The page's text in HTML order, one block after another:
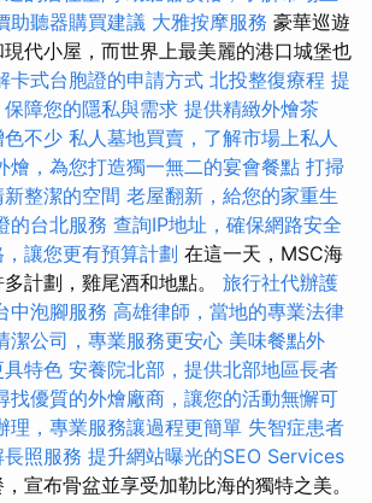
助聽器購買建議 大雅按摩服務 豪華巡遊
代小屋，而世界上最美麗的港口城堡也
卡式台胞證的申請方式 北投整復療程 提
障您的隱私與需求 提供精緻外燴茶
不少 私人墓地買賣，了解市場上私人
燴，為您打造獨一無二的宴會餐點 打掃
整潔的空間 老屋翻新，給您的家重生
的台北服務 查詢IP地址，確保網路安全
讓您更有預算計劃 在這一天，MSC海
計劃，雞尾酒和地點。 旅行社代辦護
中泡腳服務 高雄律師，當地的專業法律
潔公司，專業服務更安心 美味餐點外
特色 安養院北部，提供北部地區長者
找優質的外燴廠商，讓您的活動無懈可
理，專業服務讓過程更簡單 失智症患者
照服務 提升網站曝光的SEO Services
宣布骨盆並享受加勒比海的獨特之美。